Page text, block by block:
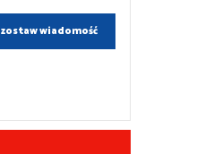
zostaw wiadomość